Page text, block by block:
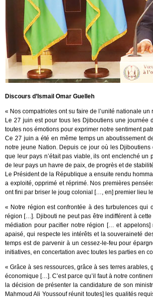
Discours d’Ismail Omar Guelleh
« Nos compatriotes ont su faire de l’unité nationale
Le 27 juin est pour tous les Djiboutiens une journée
toutes nos émotions pour exprimer notre sentiment
Ce 27 juin a été en même temps un aboutissement
notre jeune Nation. Depuis ce jour où les
que leur pays n’était pas viable, ils ont enclenché
de leur pays un havre de paix, de progrès et de
Le Président de la République a ensuite rendu
a exploité, opprimé et réprimé. Nos premières
ont fini par briser le joug colonial […, en] premier lieu
« Notre région est confrontée à des turbulences qui
région […]. Djibouti ne peut pas être indifférent à
médiation pour pacifier notre région [… et
apaisé, qui respecte les intérêts et la souveraineté
temps est de parvenir à un cessez-le-feu pour
initiatives, en concertation avec toutes les parties en
« Grâce à ses ressources, grâce à ses terres
économique […]. C’est parce qu’il faut à notre
la décision de présenter la candidature de son
Mahmoud Ali Youssouf réunit toutes] les qualités